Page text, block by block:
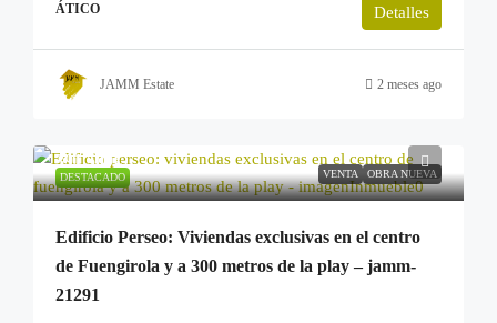
ÁTICO Detalles
JAMM Estate 2 meses ago
DESTACADO VENTA OBRA NUEVA
391.500€
Edificio Perseo: Viviendas exclusivas en el centro
de Fuengirola y a 300 metros de la play – jamm-
21291